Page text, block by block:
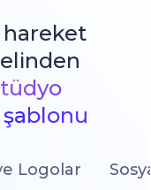
hareket
elinden
Logolar